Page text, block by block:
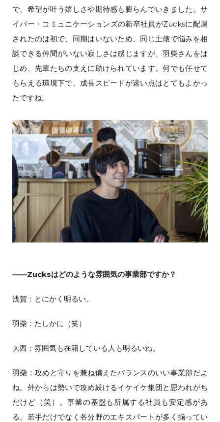
で、希望が叶う嬉しさや期待感も膨らんでいきました。サ
イバー・コミュニケーションズの新卒社員がZucksに配属
されたのは初で、同期はいないため、同じ土俵で悩みを相
談できる仲間がいない寂しさは感じますが、羽柴さんをは
じめ、先輩たちの支えに助けられています。何でも任せて
もらえる環境下で、成長スピードが速い点はとてもよかっ
たですね。
――Zucksはどのような雰囲気の事業部ですか？
浅賀：とにかく明るい。
羽柴：たしかに（笑）
大西：雰囲気も在籍している人も明るいね。
羽柴：攻めと守りを兼ね備えたバランスのいい事業部だよ
ね。外からは勢いで攻め続けるイケイケ集団と思われがち
だけど（笑）。事業の基盤も所属する社員も安定感があ
る。若手だけでなく各分野のエキスパートが多く揃ってい